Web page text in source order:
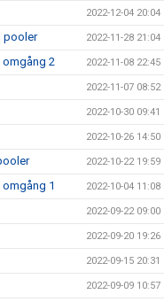
2022-12-04 20:04
pooler 2022-11-28 21:04
omgång 2 2022-11-08 22:45
2022-11-07 08:52
2022-10-30 09:41
2022-10-26 14:50
2022-10-22 19:59
1 2022-10-04 11:08
2022-09-22 09:00
2022-09-20 19:26
2022-09-15 20:31
2022-09-09 10:57